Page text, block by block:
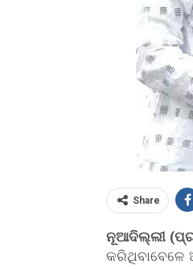
Share
ନୂଆଦିଲ୍ଲୀ
କରିଥିବାବେଳେ